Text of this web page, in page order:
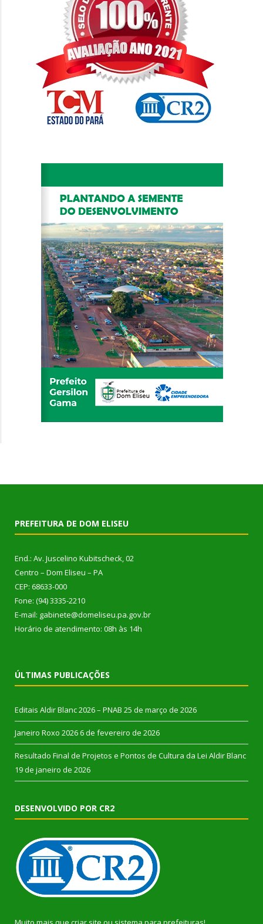
PREFEITURA DE DOM ELISEU
End.: Av. Juscelino Kubitscheck, 02
Centro – Dom Eliseu – PA
CEP: 68633-000
Fone: (94) 3335-2210
E-mail: gabinete@domeliseu.pa.gov.br
Horário de atendimento: 08h às 14h
ÚLTIMAS PUBLICAÇÕES
Editais Aldir Blanc 2026 – PNAB 25 de março de 2026
Janeiro Roxo 2026 6 de fevereiro de 2026
Resultado Final de Projetos e Pontos de Cultura da Lei Aldir Blanc
19 de janeiro de 2026
DESENVOLVIDO POR CR2